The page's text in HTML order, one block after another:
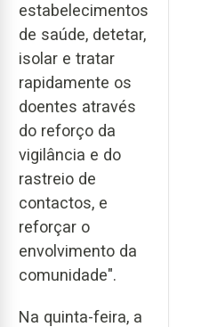
estabelecimentos
de saúde, detetar,
isolar e tratar
rapidamente os
doentes através
do reforço da
vigilância e do
rastreio de
contactos, e
reforçar o
envolvimento da
comunidade".
Na quinta-feira, a